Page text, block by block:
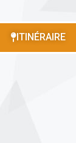
ITINÉRAIRE